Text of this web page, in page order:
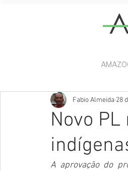
Novo
Fabio Almeida 28
A aprovação do